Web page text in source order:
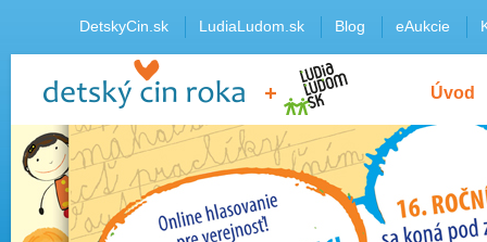
DetskyCin.sk LudiaLudom.sk Blog eAukcie
Úvod